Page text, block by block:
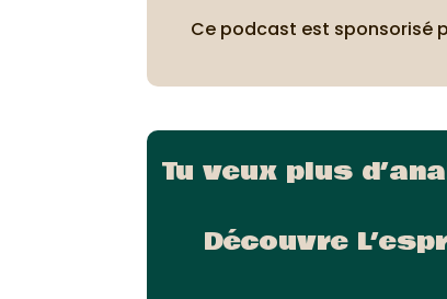
Ce podcast est sponsorisé
Tu veux plus
Découvre